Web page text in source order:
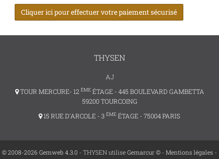
Cliquer ici pour effectuer votre paiement sécurisé
THYSEN
AJ
TOUR MERCURE- 12 ÈMEÉTAGE - 445 BOULEVARD GAMBETTA
59200 TOURCOING
15 RUE D'ARCOLE - 3 ÈME ÉTAGE - 75004 PARIS
© 2008-2026 Gemweb 4.3.0 - THYSEN utiliseGemarcur © - Mentions légales -